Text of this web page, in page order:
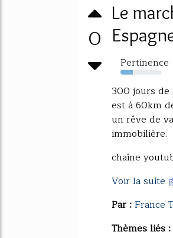
0
Le
Pertinence
30%
300 jours de
est à 60km
un rêve de
immobilière.
chaîne
Voir la suite
Par :France
Thèmes liés :